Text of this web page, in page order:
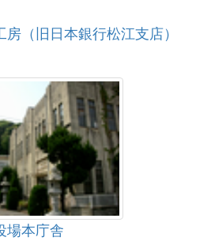
房（旧日本銀行松江支店）
場本庁舎